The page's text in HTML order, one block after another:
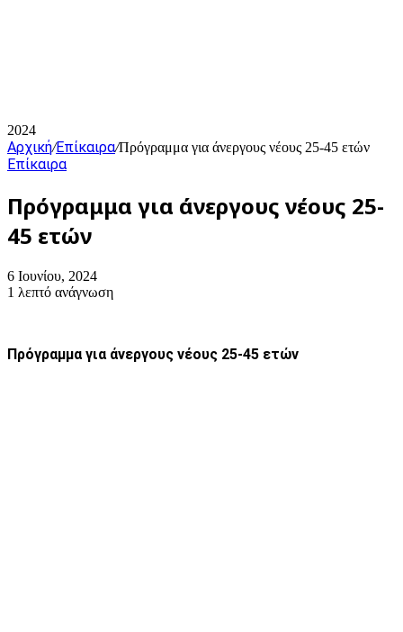
2024
Αρχική/Επίκαιρα/Πρόγραμμα για άνεργους νέους 25-45 ετών
Επίκαιρα
Πρόγραμμα για άνεργους νέους 25-
45 ετών
6 Ιουνίου, 2024
1 λεπτό ανάγνωση
Πρόγραμμα για άνεργους νέους 25-45 ετών